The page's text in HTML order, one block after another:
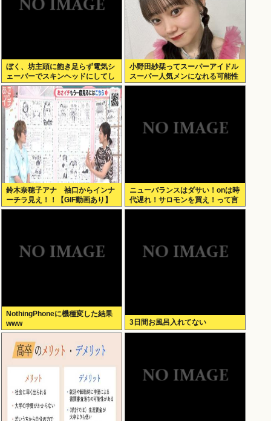
ぼく、坊主頭に飽き足らず電気シ
ェーバーでスキンヘッドにしてし
まう
小野田紗栞ってスーパーアイドル
スーパー人気メンになれる可能性
あったよな？
鈴木奈穂子アナ 袖口からインナ
ーチラ見え！！【GIF動画あり】
ニューバランスはダサい！onは時
代遅れ！サロモンを買え！って言
われたから買ったんやが
NothingPhoneに機種変した結果
www
3日間お風呂入れてない